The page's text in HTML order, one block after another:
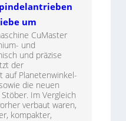
um
CuMaster
und
und präzise
der
auf Planetenwinkel-
die neuen
Im Vergleich
verbaut waren,
kompakter,